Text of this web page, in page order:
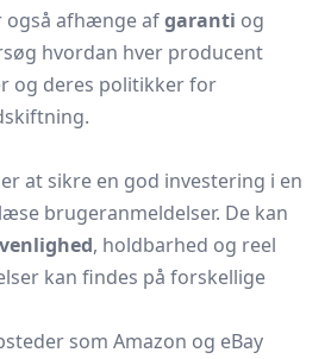
afhænge afgaranti og
hvordan hver producent
og deres politikker for
at sikre en god investering i en
brugeranmeldelser. De kan
, holdbarhed og reel
kan findes på forskellige
som Amazon og eBay